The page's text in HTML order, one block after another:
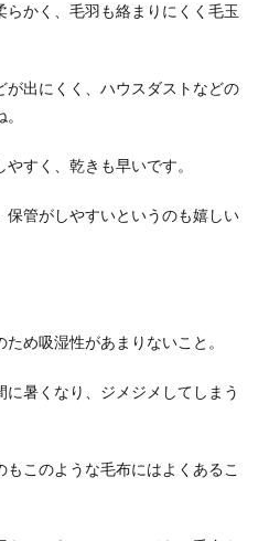
かく、毛羽も絡まりにくく毛玉
出にくく、ハウスダストなどの
すく、乾きも早いです。
保管がしやすいというのも嬉しい
め吸湿性があまりないこと。
暑くなり、ジメジメしてしまう
このような毛布にはよくあるこ